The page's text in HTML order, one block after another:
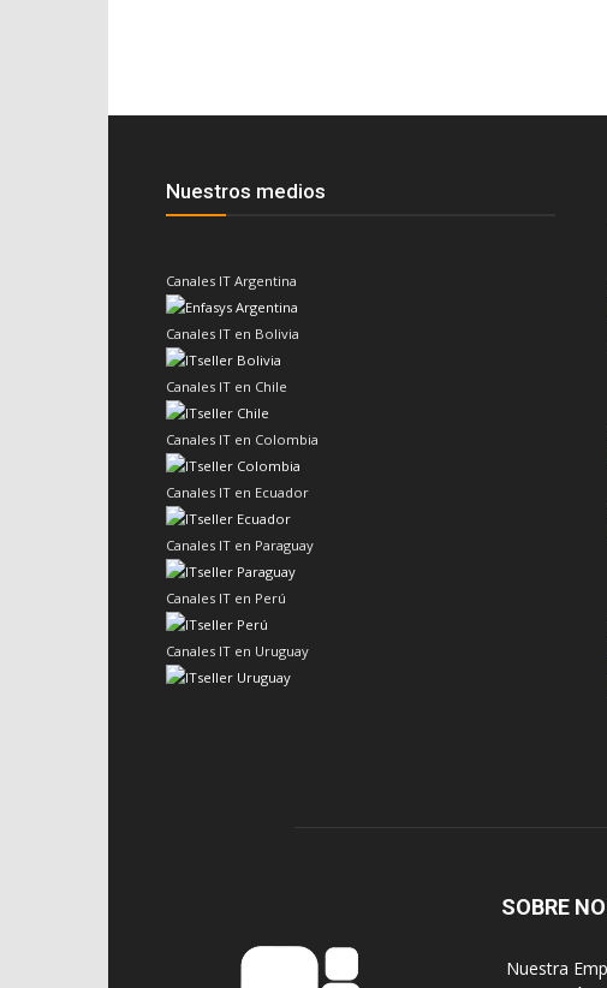
Nuestros medios
Canales IT Argentina
Canales IT en Bolivia
Canales IT en Chile
Canales IT en Colombia
Canales IT en Ecuador
Canales IT en Paraguay
Canales IT en Perú
Canales IT en Uruguay
SOBRE
Nuestra